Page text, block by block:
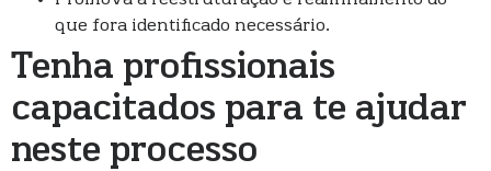
que fora identificado necessário.
Tenha profissionais
capacitados para te ajudar
neste processo